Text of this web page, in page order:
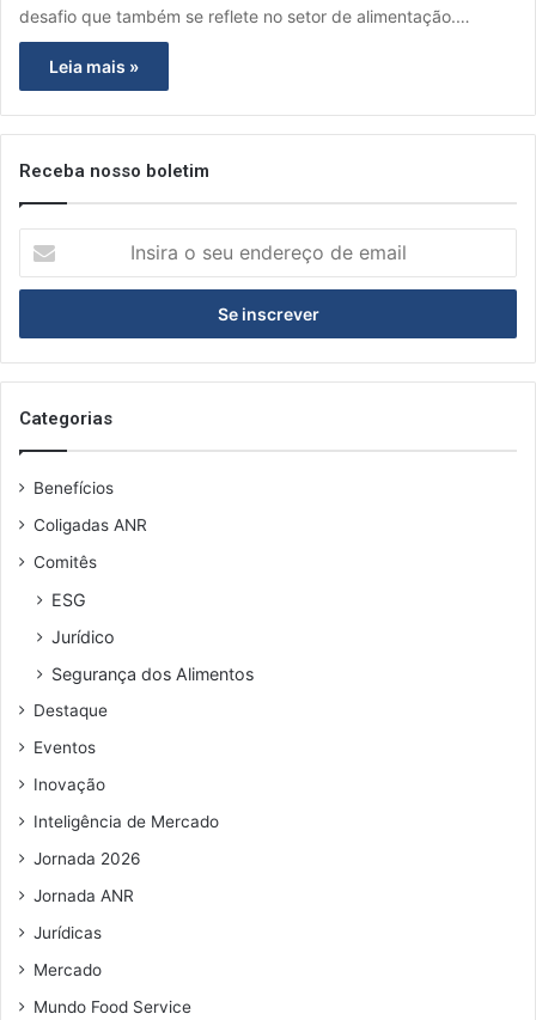
desafio que também se reflete no setor de alimentação.…
Leia mais »
Receba nosso boletim
s
r
a
s
e
n
e
e
e
a
i
Categorias
Benefícios
Coligadas ANR
Comitês
ESG
Jurídico
Segurança dos Alimentos
Destaque
Eventos
Inovação
Inteligência de Mercado
Jornada 2026
Jornada ANR
Jurídicas
Mercado
Mundo Food Service